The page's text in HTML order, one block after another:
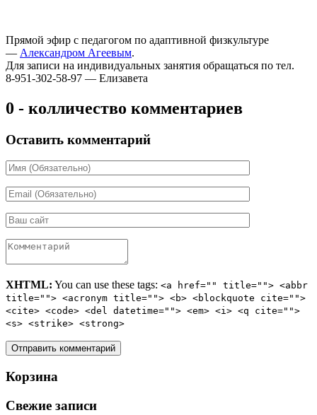
Прямой эфир с педагогом по адаптивной физкультуре
— Александром Агеевым.
Для записи на индивидуальных занятия обращаться по тел.
8-951-302-58-97 — Елизавета
0 - колличество комментариев
Оставить комментарий
XHTML: You can use these tags: <a href="" title=""> <abbr
title=""> <acronym title=""> <b> <blockquote cite="">
<cite> <code> <del datetime=""> <em> <i> <q cite="">
<s> <strike> <strong>
Корзина
Свежие записи